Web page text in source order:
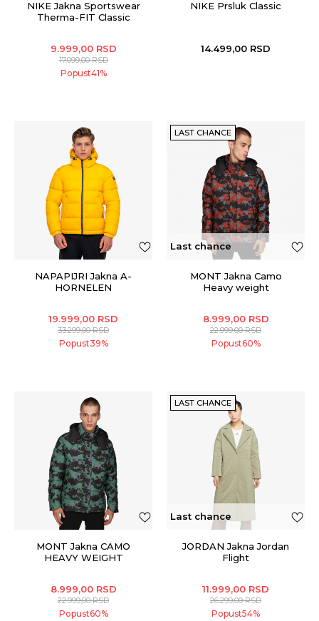
NIKE Jakna Sportswear
Therma-FIT Classic
9.999,00 RSD
17.099,00RSD
Popust41%
NIKE Prsluk Classic
14.499,00 RSD
NAPAPIJRI Jakna A-
HORNELEN
19.999,00 RSD
33.299,00RSD
Popust39%
LAST CHANCE
Last chance
MONT Jakna Camo
Heavy weight
8.999,00 RSD
22.999,00RSD
Popust60%
MONT Jakna CAMO
HEAVY WEIGHT
8.999,00 RSD
22.999,00RSD
Popust60%
LAST CHANCE
Last chance
JORDAN Jakna Jordan
Flight
11.999,00 RSD
26.299,00RSD
Popust54%